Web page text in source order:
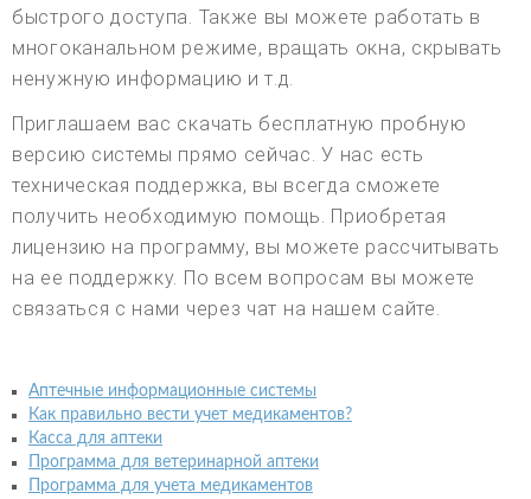
быстрого доступа. Также вы можете работать в
многоканальном режиме, вращать окна, скрывать
ненужную информацию и т.д.
Приглашаем вас скачать бесплатную пробную
версию системы прямо сейчас. У нас есть
техническая поддержка, вы всегда сможете
получить необходимую помощь. Приобретая
лицензию на программу, вы можете рассчитывать
на ее поддержку. По всем вопросам вы можете
связаться с нами через чат на нашем сайте.
Аптечные информационные системы
Как правильно вести учет медикаментов?
Касса для аптеки
Программа для ветеринарной аптеки
Программа для учета медикаментов